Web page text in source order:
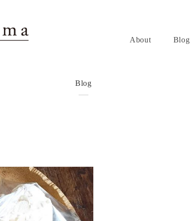
About Blog
Blog